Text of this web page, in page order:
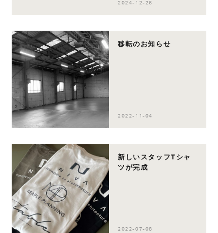
2024-12-26
移転のお知らせ
2022-11-04
新しいスタッフTシャ
ツが完成
2022-07-08